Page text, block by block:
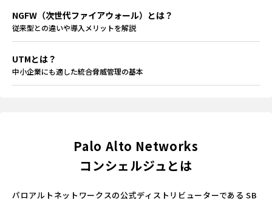
NGFW（次世代ファイアウォール）とは？
従来型との違いや導入メリットを解説
UTMとは？
中小企業にも適した統合脅威管理の基本
Palo Alto Networks
コンシェルジュとは
パロアルトネットワークスの公式ディストリビューターである SB